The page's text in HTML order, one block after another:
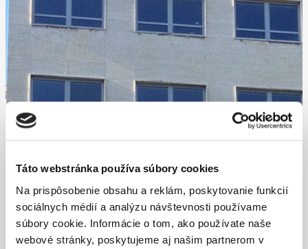
Táto webstránka používa súbory cookies
Na prispôsobenie obsahu a reklám, poskytovanie funkcií
sociálnych médií a analýzu návštevnosti používame
súbory cookie. Informácie o tom, ako používate naše
webové stránky, poskytujeme aj našim partnerom v